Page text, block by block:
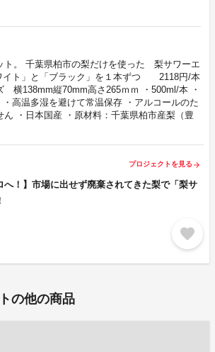
ト。 千葉県柏市の梨だけを使った 梨サワーエ
イト」と「ブラック」を１本ずつ 2118円/本
横138mm縦70mm高さ265ｍｍ ・500ml/本 ・
高温多湿を避けて常温保存 ・アルコールのた
ん ・日本国産 ・原材料：千葉県柏市産梨（豊
プロジェクトを見る arrow_forward
へ！】市場に出せず廃棄されてきた梨で「梨サ
favorite
の他の商品